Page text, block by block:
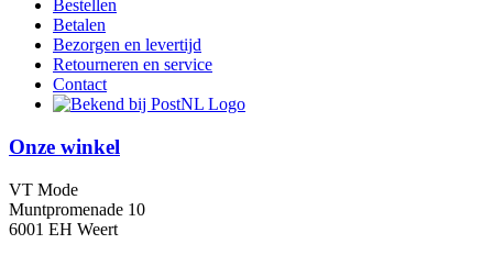
Bestellen
Betalen
Bezorgen en levertijd
Retourneren en service
Contact
Onze winkel
VT Mode
Muntpromenade 10
6001 EH Weert